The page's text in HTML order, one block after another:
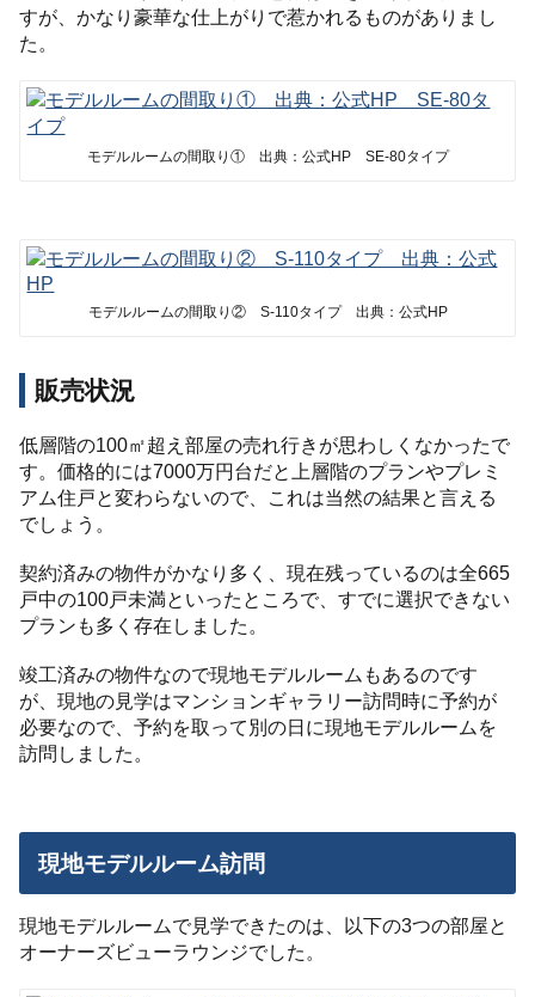
すが、かなり豪華な仕上がりで惹かれるものがありまし
た。
モデルルームの間取り① 出典：公式HP SE-80タイプ
モデルルームの間取り② S-110タイプ 出典：公式HP
販売状況
低層階の100㎡超え部屋の売れ行きが思わしくなかったで
す。価格的には7000万円台だと上層階のプランやプレミ
アム住戸と変わらないので、これは当然の結果と言える
でしょう。
契約済みの物件がかなり多く、現在残っているのは全665
戸中の100戸未満といったところで、すでに選択できない
プランも多く存在しました。
竣工済みの物件なので現地モデルルームもあるのです
が、現地の見学はマンションギャラリー訪問時に予約が
必要なので、予約を取って別の日に現地モデルルームを
訪問しました。
現地モデルルーム訪問
現地モデルルームで見学できたのは、以下の3つの部屋と
オーナーズビューラウンジでした。